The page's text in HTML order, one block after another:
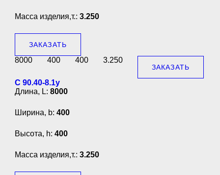
Масса изделия,т.: 3.250
ЗАКАЗАТЬ
8000 400 400 3.250
ЗАКАЗАТЬ
С 90.40-8.1у
Длина, L: 8000
Ширина, b: 400
Высота, h: 400
Масса изделия,т.: 3.250